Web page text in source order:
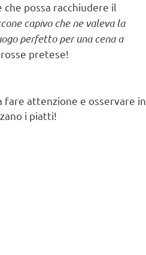
che possa racchiudere il
capivo che ne valeva la
perfetto per una cena a
pretese!
fare attenzione e osservare in
i piatti!